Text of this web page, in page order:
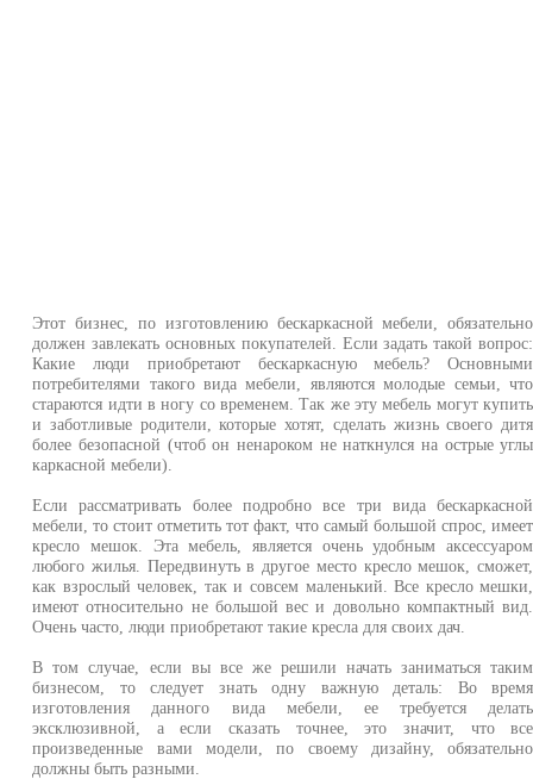
Этот бизнес, по изготовлению бескаркасной мебели, обязательно
должен завлекать основных покупателей. Если задать такой вопрос:
Какие люди приобретают бескаркасную мебель? Основными
потребителями такого вида мебели, являются молодые семьи, что
стараются идти в ногу со временем. Так же эту мебель могут купить
и заботливые родители, которые хотят, сделать жизнь своего дитя
более безопасной (чтоб он ненароком не наткнулся на острые углы
каркасной мебели).
Если рассматривать более подробно все три вида бескаркасной
мебели, то стоит отметить тот факт, что самый большой спрос, имеет
кресло мешок. Эта мебель, является очень удобным аксессуаром
любого жилья. Передвинуть в другое место кресло мешок, сможет,
как взрослый человек, так и совсем маленький. Все кресло мешки,
имеют относительно не большой вес и довольно компактный вид.
Очень часто, люди приобретают такие кресла для своих дач.
В том случае, если вы все же решили начать заниматься таким
бизнесом, то следует знать одну важную деталь: Во время
изготовления данного вида мебели, ее требуется делать
эксклюзивной, а если сказать точнее, это значит, что все
произведенные вами модели, по своему дизайну, обязательно
должны быть разными.